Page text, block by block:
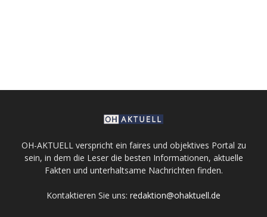
OH-AKTUELL verspricht ein faires und objektives Portal zu
sein, in dem die Leser die besten Informationen, aktuelle
Fakten und unterhaltsame Nachrichten finden.
Kontaktieren Sie uns: redaktion@ohaktuell.de